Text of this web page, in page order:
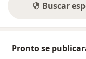
Buscar
Pronto se